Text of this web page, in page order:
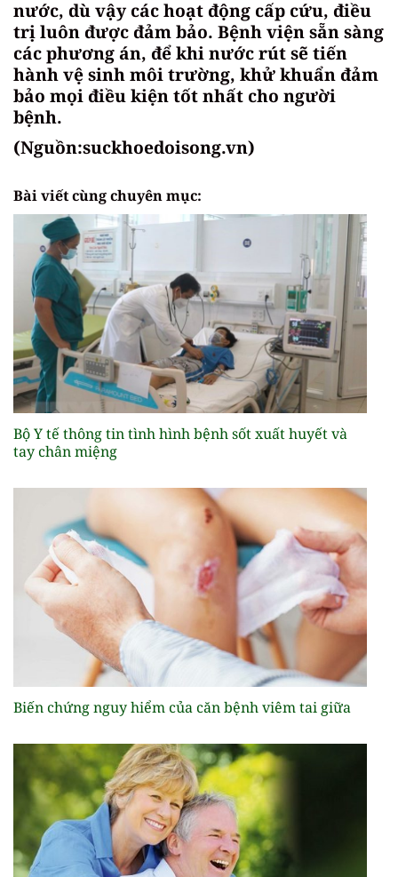
nước, dù vậy các hoạt động cấp cứu, điều
trị luôn được đảm bảo. Bệnh viện sẵn sàng
các phương án, để khi nước rút sẽ tiến
hành vệ sinh môi trường, khử khuẩn đảm
bảo mọi điều kiện tốt nhất cho người
bệnh.
(Nguồn:suckhoedoisong.vn)
Bài viết cùng chuyên mục:
Bộ Y tế thông tin tình hình bệnh sốt xuất huyết và
tay chân miệng
Biến chứng nguy hiểm của căn bệnh viêm tai giữa